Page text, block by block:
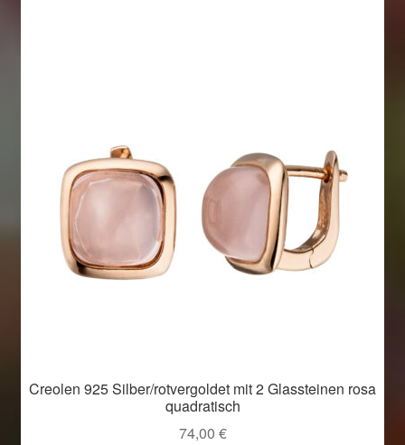
Creolen 925 Silber/rotvergoldet mit 2 Glassteinen rosa
quadratisch
74,00 €